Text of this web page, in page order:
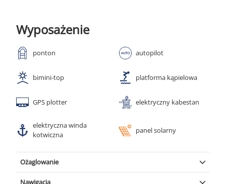
Wyposażenie
ponton autopilot
bimini-top platforma kąpielowa
GPS plotter elektryczny kabestan
elektryczna winda
kotwiczna
panel solarny
Ożaglowanie
Lazy bag|Lazy jacks|Fok samohalsujący
Nawigacja